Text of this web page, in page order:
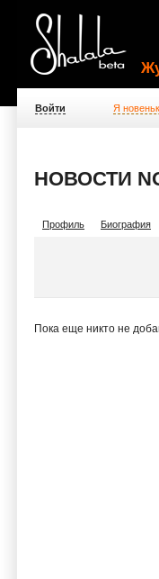
Войти Я
НОВОСТИ
Профиль Биография
Пока еще никто не